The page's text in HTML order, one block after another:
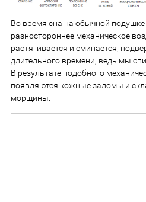
Во время сна на обычной
разностороннее механическое
растягивается и сминается,
длительного времени, ведь мы
В результате подобного
появляются кожные заломы и
морщины.